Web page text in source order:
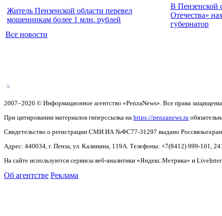
Житель Пензенской области перевел
мошенникам более 1 млн. рублей
В Пензенской
Отечества»
губернатор
Все новости
2007–2026 © Информационное агентство «PenzaNews». Все права
При цитировании материалов гиперссылка на https://penzanews.ru
Свидетельство о регистрации СМИ ИА №ФС77-31297 выдано
Адрес: 440034, г. Пенза, ул. Калинина, 119А. Телефоны: +7(8412) 999-101,
На сайте используются сервисы веб-аналитики «Яндекс.Метрика» и
Об агентстве Реклама